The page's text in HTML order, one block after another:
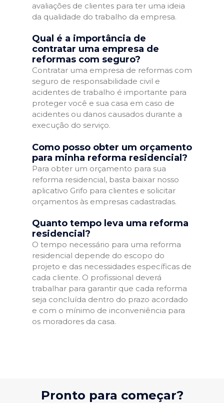
avaliações de clientes para ter uma ideia
da qualidade do trabalho da empresa.
Qual é a importância de
contratar uma empresa de
reformas com seguro?
Contratar uma empresa de reformas com
seguro de responsabilidade civil e
acidentes de trabalho é importante para
proteger você e sua casa em caso de
acidentes ou danos causados durante a
execução do serviço.
Como posso obter um orçamento
para minha reforma residencial?
Para obter um orçamento para sua
reforma residencial, basta baixar nosso
aplicativo Grifo para clientes e solicitar
orçamentos às empresas cadastradas.
Quanto tempo leva uma reforma
residencial?
O tempo necessário para uma reforma
residencial depende do escopo do
projeto e das necessidades específicas de
cada cliente. O profissional deverá
trabalhar para garantir que cada reforma
seja concluída dentro do prazo acordado
e com o mínimo de inconveniência para
os moradores da casa.
Pronto para começar?